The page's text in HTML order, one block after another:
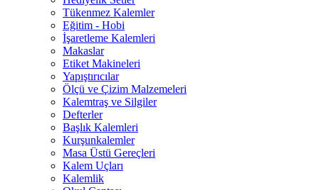
Tükenmez Kalemler
Eğitim - Hobi
İşaretleme Kalemleri
Makaslar
Etiket Makineleri
Yapıştırıcılar
Ölçü ve Çizim Malzemeleri
Kalemtraş ve Silgiler
Defterler
Başlık Kalemleri
Kurşunkalemler
Masa Üstü Gereçleri
Kalem Uçları
Kalemlik